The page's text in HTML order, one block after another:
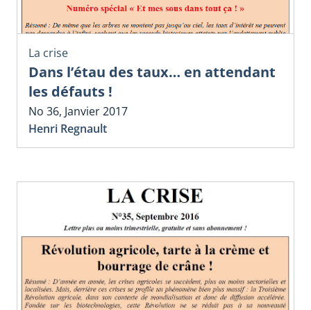
La crise
Dans l’étau des taux… en attendant
les défauts !
No 36, Janvier 2017
Henri Regnault